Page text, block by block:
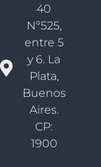
40
Nº525,
entre 5
y 6. La
Plata,
Buenos
Aires.
CP:
1900